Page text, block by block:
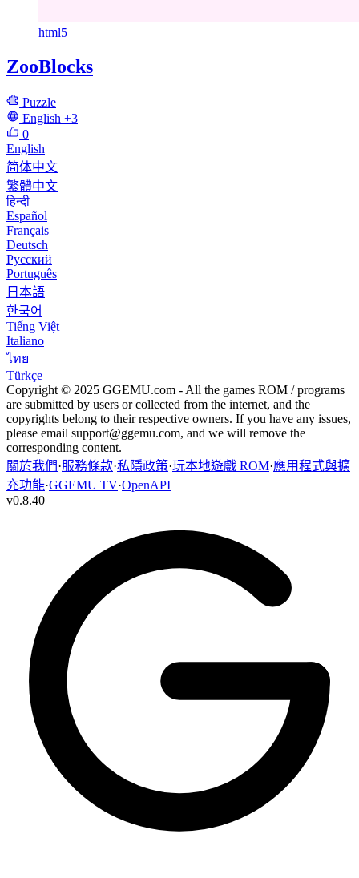
html5
ZooBlocks
Puzzle
English +3
0
English
简体中文
繁體中文
हिन्दी
Español
Français
Deutsch
Русский
Português
日本語
한국어
Tiếng Việt
Italiano
ไทย
Türkçe
Copyright © 2025 GGEMU.com - All the games ROM / programs
are submitted by users or collected from the internet, and the
copyrights belong to their respective owners. If you have any issues,
please email support@ggemu.com, and we will remove the
corresponding content.
關於我們·服務條款·私隱政策·玩本地遊戲 ROM·應用程式與擴
充功能·GGEMU TV·OpenAPI
v0.8.40